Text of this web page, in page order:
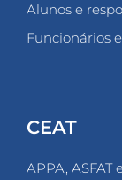
Alunos e
Funcionários
CEAT
APPA, ASFAT